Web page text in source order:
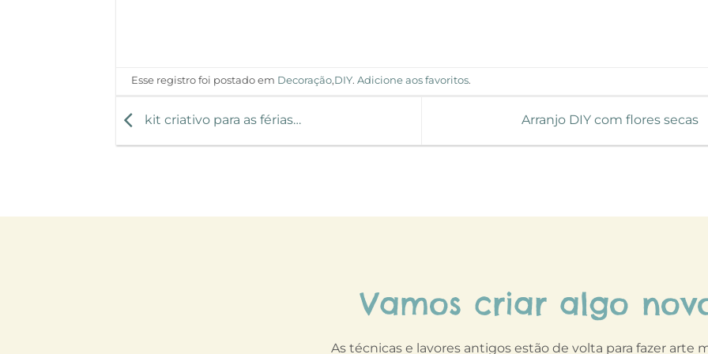
Esse registro foi postado em Decoração,DIY.Adicione aos favoritos.
kit criativo para as férias… Arranjo DIY com flores secas
Vamos criar algo
As técnicas e lavores antigos estão de volta para fazer arte